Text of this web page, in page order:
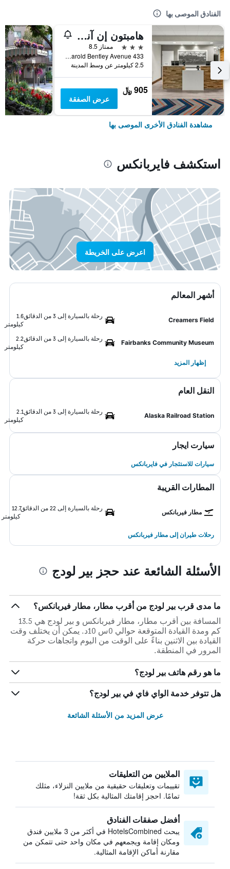
الفنادق الموصى بها
هامبتون إن آند سويتس فيربانكس
3 نجوم
ممتاز 8.5
433 Harold Bentley Avenue, فايربانكس, AK, الولايات المتحدة الأميريكية
2.5 كيلومتر عن وسط المدينة
905 ﷼
عرض الصفقة
مشاهدة الفنادق الأخرى الموصى بها
استكشف فايربانكس
اعرض على الخريطة
أشهر المعالم
Creamers Field
رحلة بالسيارة إلى 3 من الدقائق
1.6
كيلومتر
Fairbanks Community Museum
رحلة بالسيارة إلى 3 من الدقائق
2.2
كيلومتر
إظهار المزيد
النقل العام
Alaska Railroad Station
رحلة بالسيارة إلى 3 من الدقائق
2.1
كيلومتر
سيارت ايجار
سيارات للاستئجار في فايربانكس
المطارات القريبة
مطار فيربانكس
رحلة بالسيارة إلى 22 من الدقائق
12.7
كيلومتر
رحلات طيران إلى مطار فيربانكس
الأسئلة الشائعة عند حجز بير لودج
ما مدى قرب بير لودج من أقرب مطار، مطار فيربانكس؟
المسافة بين أقرب مطار، مطار فيربانكس و بير لودج هي 13.5
كم ومدة القيادة المتوقعة حوالي 0س 10د. يمكن أن يختلف وقت
القيادة بين الاثنين بناءً على الوقت من اليوم واتجاهات حركة
المرور في المنطقة.
ما هو رقم هاتف بير لودج؟
هل تتوفر خدمة الواي فاي في بير لودج؟
عرض المزيد من الأسئلة الشائعة
الملايين من التعليقات
تقييمات وتعليقات حقيقية من ملايين النزلاء، مثلك
تمامًا. احجز إقامتك المثالية بكل ثقة!
أفضل صفقات الفنادق
يبحث HotelsCombined في أكثر من 3 ملايين فندق
ومكان إقامة ويجمعهم في مكان واحد حتى تتمكن من
مقارنة أماكن الإقامة المثالية.